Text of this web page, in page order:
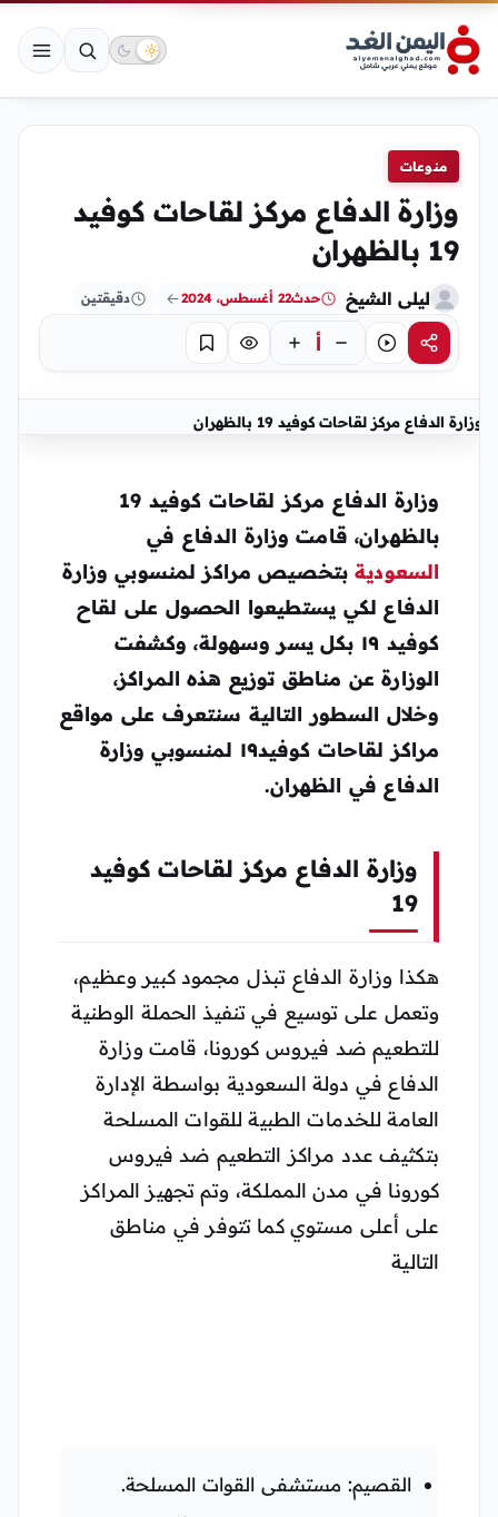
منوعات
وزارة الدفاع مركز لقاحات كوفيد
19 بالظهران
ليلى الشيخ حدث22 أغسطس، 2024 دقيقتين
مشاركةاستماع أ تركيز حفظ
وزارة الدفاع مركز لقاحات كوفيد 19 بالظهران
وزارة الدفاع مركز لقاحات كوفيد 19
بالظهران، قامت وزارة الدفاع في
السعوديةبتخصيص مراكز لمنسوبي وزارة
الدفاع لكي يستطيعوا الحصول على لقاح
كوفيد ١٩ بكل يسر وسهولة، وكشفت
الوزارة عن مناطق توزيع هذه المراكز،
وخلال السطور التالية سنتعرف على مواقع
مراكز لقاحات كوفيد١٩ لمنسوبي وزارة
الدفاع في الظهران.
وزارة الدفاع مركز لقاحات كوفيد
19
هكذا وزارة الدفاع تبذل مجمود كبير وعظيم،
وتعمل على توسيع في تنفيذ الحملة الوطنية
للتطعيم ضد فيروس كورونا، قامت وزارة
الدفاع في دولة السعودية بواسطة الإدارة
العامة للخدمات الطبية للقوات المسلحة
بتكثيف عدد مراكز التطعيم ضد فيروس
كورونا في مدن المملكة، وتم تجهيز المراكز
على أعلى مستوي كما تتوفر في مناطق
التالية
القصيم: مستشفى القوات المسلحة.